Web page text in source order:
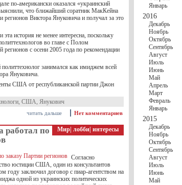
по-американски оказался «украинский
что ближайший соратник МакКейна
регионов Виктора Януковича и получал за это
история не менее интересна, поскольку
во главе с Полом
с осени 2005 года по рекомендации
политтехнолог занимался как имиджем всей
Януковича.
США от республиканской партии Джон
, США, Янукович
Нет комментариев
читать дальше
Мир лобби интересы
работал по
Согласно
юстиции США, один из консультантов
году заключил договор с пиар-агентством на
одной из украинских политических
Январь
2016
Декабрь
Ноябрь
Октябрь
Сентябрь
Август
Июль
Июнь
Май
Апрель
Март
Февраль
Январь
2015
Декабрь
Ноябрь
Октябрь
Сентябрь
Август
Июль
Июнь
Май